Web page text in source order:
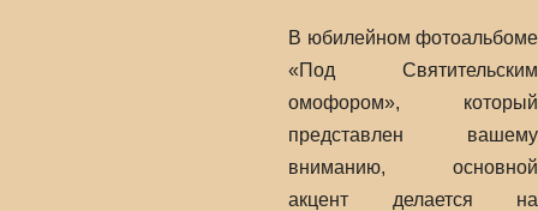
В юбилейном фотоальбоме
«Под Святительским
омофором», который
представлен вашему
вниманию, основной
акцент делается на